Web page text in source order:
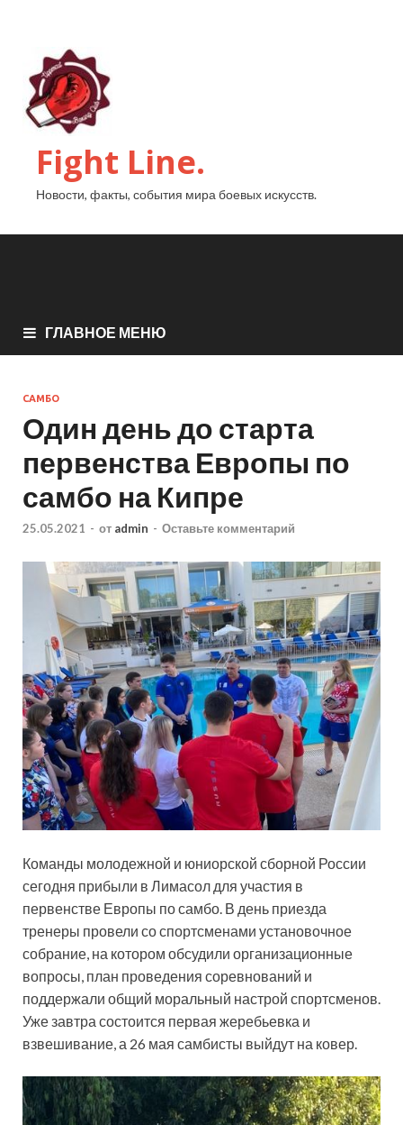
Fight Line.
Новости, факты, события мира боевых искусств.
ГЛАВНОЕ МЕНЮ
САМБО
Один день до старта
первенства Европы по
самбо на Кипре
25.05.2021 - от admin - Оставьте комментарий
Команды молодежной и юниорской сборной России
сегодня прибыли в Лимасол для участия в
первенстве Европы по самбо. В день приезда
тренеры провели со спортсменами установочное
собрание, на котором обсудили организационные
вопросы, план проведения соревнований и
поддержали общий моральный настрой спортсменов.
Уже завтра состоится первая жеребьевка и
взвешивание, а 26 мая самбисты выйдут на ковер.